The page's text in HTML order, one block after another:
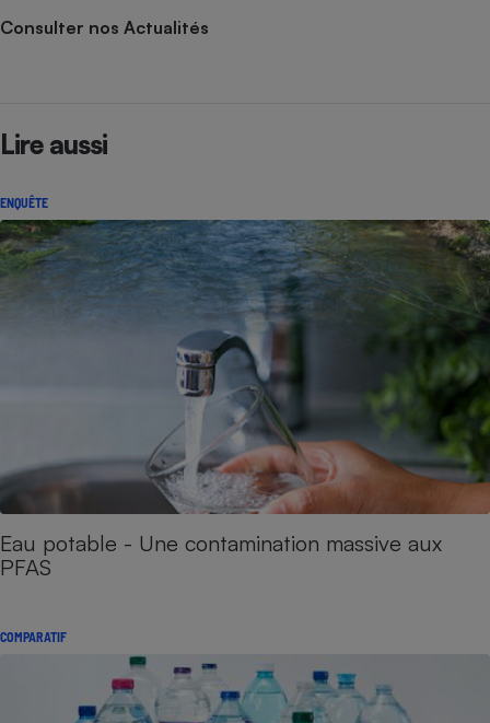
Consulter nos Actualités
Lire aussi
ENQUÊTE
Eau potable - Une contamination massive aux
PFAS
COMPARATIF